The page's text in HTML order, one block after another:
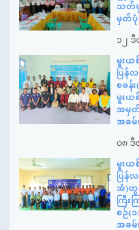
သတ်မှ
မှတ်ပုံ
၁၂
မူးယ
ပြန်
စခန်
မူးယ
အမှတ်
အခမ်
၀၈ ဒီ
မူးယ
ပြန်
အံ)တွ
ကြီး
စဉ်(
အခမ်